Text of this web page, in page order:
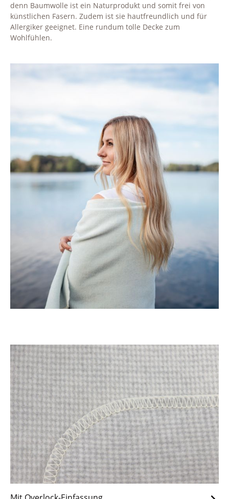
denn Baumwolle ist ein Naturprodukt und somit frei von
künstlichen Fasern. Zudem ist sie hautfreundlich und für
Allergiker geeignet. Eine rundum tolle Decke zum
Wohlfühlen.